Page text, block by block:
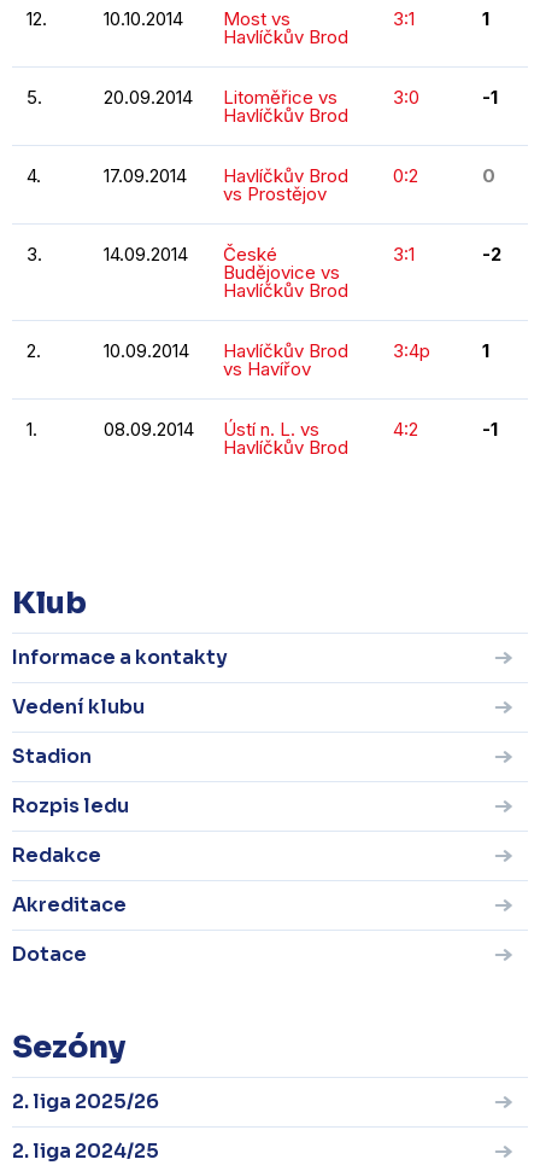
12. 10.10.2014 Most vs
Havlíčkův Brod
3:1 1
5. 20.09.2014 Litoměřice vs
Havlíčkův Brod
3:0 -1
4. 17.09.2014 Havlíčkův Brod
vs Prostějov
0:2 0
3. 14.09.2014 České
Budějovice vs
Havlíčkův Brod
3:1 -2
2. 10.09.2014 Havlíčkův Brod
vs Havířov
3:4p 1
1. 08.09.2014 Ústí n. L. vs
Havlíčkův Brod
4:2 -1
Klub
Informace a kontakty
Vedení klubu
Stadion
Rozpis ledu
Redakce
Akreditace
Dotace
Sezóny
2. liga 2025/26
2. liga 2024/25